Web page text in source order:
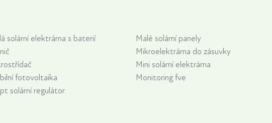
solární elektrárna s baterií Malé solární panely
Mikroelektrárna do zásuvky
Mini solární elektrárna
fotovoltaika Monitoring fve
solární regulátor